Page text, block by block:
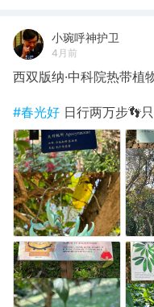
小琬呼神护卫
4月前
西双版纳·中科院热带植
#春光好 日行两万步👣